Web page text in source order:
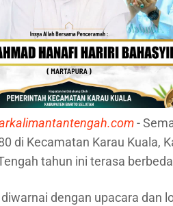
-
di Kecamatan Karau Kuala,
tahun ini terasa
dengan upacara dan